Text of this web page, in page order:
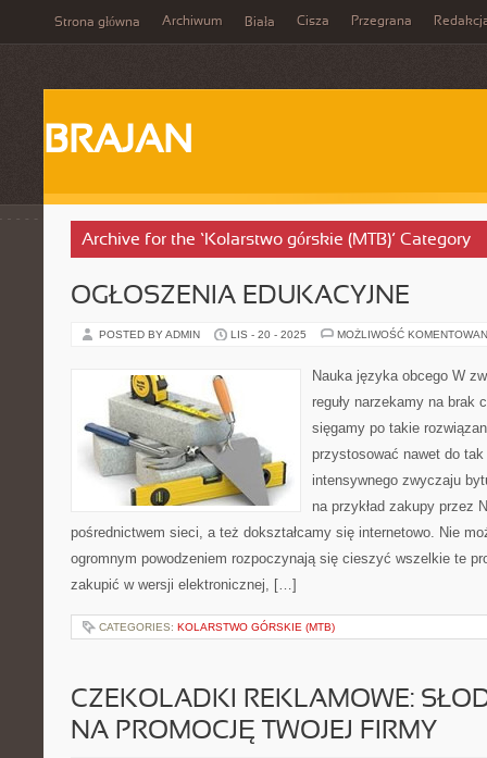
Strona główna Archiwum Biała Cisza Przegrana
BRAJAN
Archive for the ‘Kolarstwo górskie (MTB)’ Category
OGŁOSZENIA EDUKACYJNE
POSTED BY ADMIN LIS - 20 - 2025 MOŻLIWOŚĆ
Nauka języka obcego W
reguły narzekamy na brak
sięgamy po takie
przystosować nawet do
intensywnego zwyczaju
na przykład zakupy przez
pośrednictwem sieci, a też dokształcamy się internetowo. Nie
ogromnym powodzeniem rozpoczynają się cieszyć wszelkie te
zakupić w wersji elektronicznej, […]
CATEGORIES: KOLARSTWO GÓRSKIE (MTB)
CZEKOLADKI REKLAMOWE:
NA PROMOCJĘ TWOJEJ FIRMY